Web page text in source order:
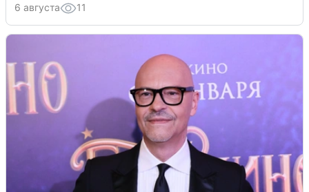
6 августа 11